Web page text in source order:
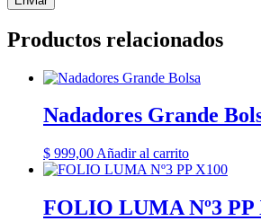
Productos relacionados
Nadadores Grande
$ 999,00 Añadir al carrito
FOLIO LUMA Nº3 PP